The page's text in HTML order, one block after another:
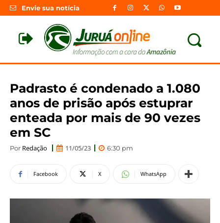
Envie sua notícia
Padrasto é condenado a 1.080
anos de prisão após estuprar
enteada por mais de 90 vezes
em SC
Por Redação 11/05/23 6:30 pm
Facebook X WhatsApp